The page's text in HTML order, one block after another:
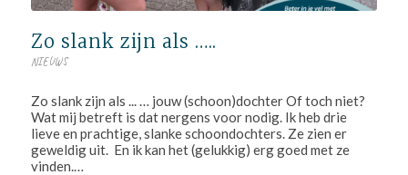
Zo slank zijn als …..
NIEUWS
Zo slank zijn als ... … jouw (schoon)dochter Of toch niet?
Wat mij betreft is dat nergens voor nodig. Ik heb drie
lieve en prachtige, slanke schoondochters. Ze zien er
geweldig uit. En ik kan het (gelukkig) erg goed met ze
vinden.…